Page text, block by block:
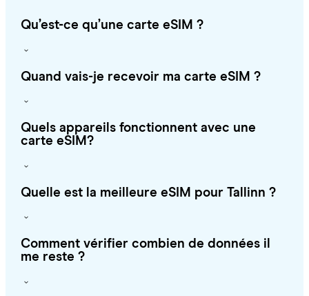
Qu’est-ce qu’une carte eSIM ?
Quand vais-je recevoir ma carte eSIM ?
Quels appareils fonctionnent avec une
carte eSIM?
Quelle est la meilleure eSIM pour Tallinn ?
Comment vérifier combien de données il
me reste ?